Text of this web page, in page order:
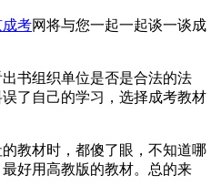
考网将与您一起一起谈一谈成
书组织单位是否是合法的法
了自己的学习，选择成考教材
教材时，都傻了眼，不知道哪
好用高教版的教材。总的来